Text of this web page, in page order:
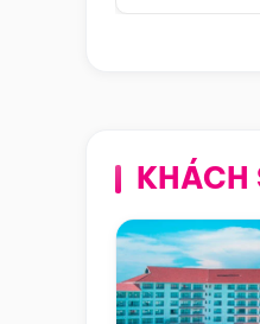
KHÁCH